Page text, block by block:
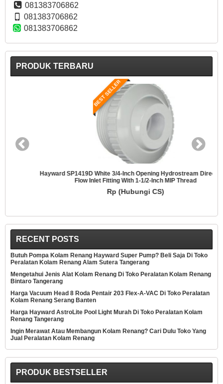
081383706862
081383706862
081383706862
PRODUK TERBARU
BEST SELLER
Hayward SP1419D White 3/4-Inch Opening Hydrostream Directional
Flow Inlet Fitting With 1-1/2-Inch MIP Thread
Rp (Hubungi CS)
RECENT POSTS
Butuh Pompa Kolam Renang Hayward Super Pump? Beli Saja Di Toko
Peralatan Kolam Renang Alam Sutera Tangerang
Mengetahui Jenis Alat Kolam Renang Di Toko Peralatan Kolam Renang
Bintaro Tangerang
Harga Vacuum Head 8 Roda Pentair 203 Flex-A-VAC Di Toko Peralatan
Kolam Renang Serang Banten
Harga Hayward AstroLite Pool Light Murah Di Toko Peralatan Kolam
Renang Tangerang
Ingin Merawat Atau Membangun Kolam Renang? Cari Dulu Toko Yang
Jual Peralatan Kolam Renang
PRODUK BESTSELLER